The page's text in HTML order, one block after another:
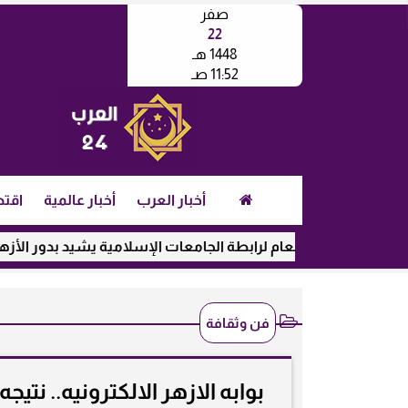
صفر
22
1448 هـ
11:52 صـ
أخبار العرب أخبار عالمية
العام لرابطة الجامعات الإسلامية يشيد بدور الأزهر في
فن وثقافة